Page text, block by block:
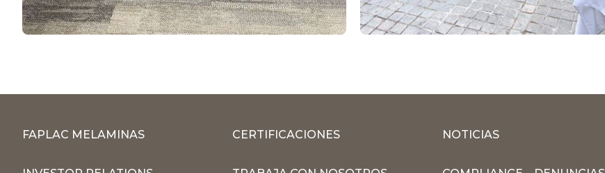
FAPLAC MELAMINAS CERTIFICACIONES NOTICIAS